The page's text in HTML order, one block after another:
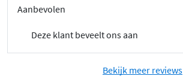
Aanbevolen
Deze klant beveelt ons aan
Bekijk meer reviews